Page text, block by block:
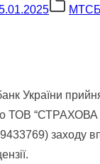
України
ТОВ
заходу